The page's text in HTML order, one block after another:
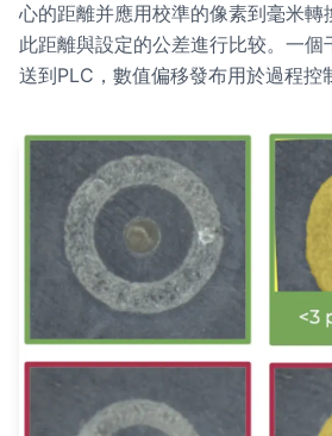
心的距離并應用校準的像素到毫米轉
此距離與設定的公差進行比较。一
送到PLC，數值偏移發布用於過程控